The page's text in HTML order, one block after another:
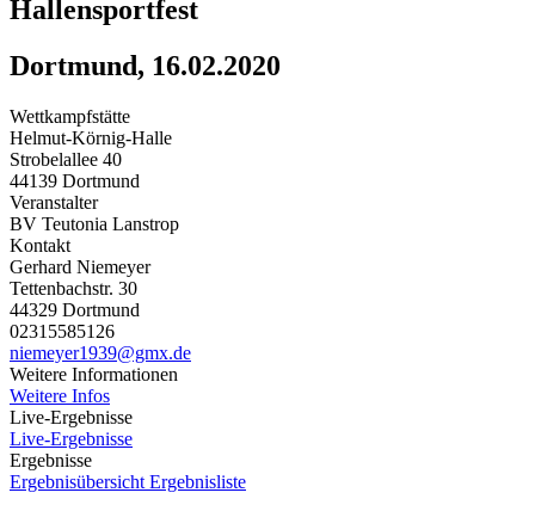
Hallensportfest
Dortmund, 16.02.2020
Wettkampfstätte
Helmut-Körnig-Halle
Strobelallee 40
44139 Dortmund
Veranstalter
BV Teutonia Lanstrop
Kontakt
Gerhard Niemeyer
Tettenbachstr. 30
44329 Dortmund
02315585126
niemeyer1939@gmx.de
Weitere Informationen
Weitere Infos
Live-Ergebnisse
Live-Ergebnisse
Ergebnisse
Ergebnisübersicht Ergebnisliste